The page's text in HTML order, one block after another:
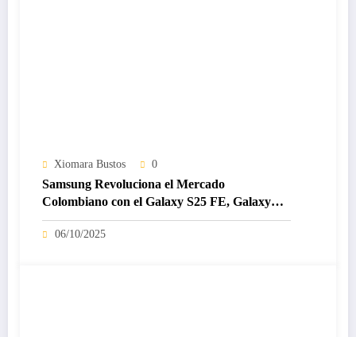
Xiomara Bustos 0
Samsung Revoluciona el Mercado
Colombiano con el Galaxy S25 FE, Galaxy
Buds3 FE y Galaxy Tab S11: Innovación
Potenciada por IA para Todos los Estilos de
06/10/2025